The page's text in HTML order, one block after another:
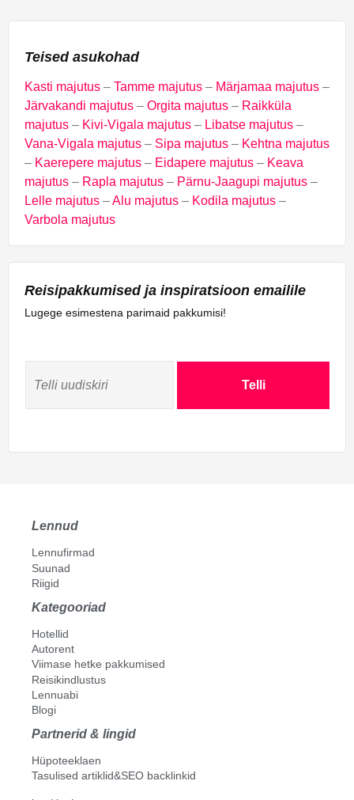
Teised asukohad
Kasti majutus – Tamme majutus – Märjamaa majutus –
Järvakandi majutus – Orgita majutus – Raikküla
majutus – Kivi-Vigala majutus – Libatse majutus –
Vana-Vigala majutus – Sipa majutus – Kehtna majutus
– Kaerepere majutus – Eidapere majutus – Keava
majutus – Rapla majutus – Pärnu-Jaagupi majutus –
Lelle majutus –Alu majutus – Kodila majutus –
Varbola majutus
Reisipakkumised ja inspiratsioon emailile
Lugege esimestena parimaid pakkumisi!
Telli
Lennud
Lennufirmad
Suunad
Riigid
Kategooriad
Hotellid
Autorent
Viimase hetke pakkumised
Reisikindlustus
Lennuabi
Blogi
Partnerid & lingid
Hüpoteeklaen
Tasulised artiklid&SEO backlinkid